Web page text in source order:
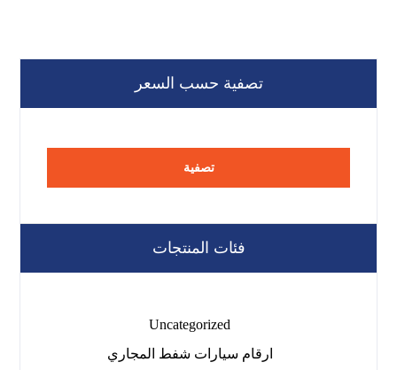
تصفية حسب السعر
تصفية
فئات المنتجات
Uncategorized
ارقام سيارات شفط المجاري